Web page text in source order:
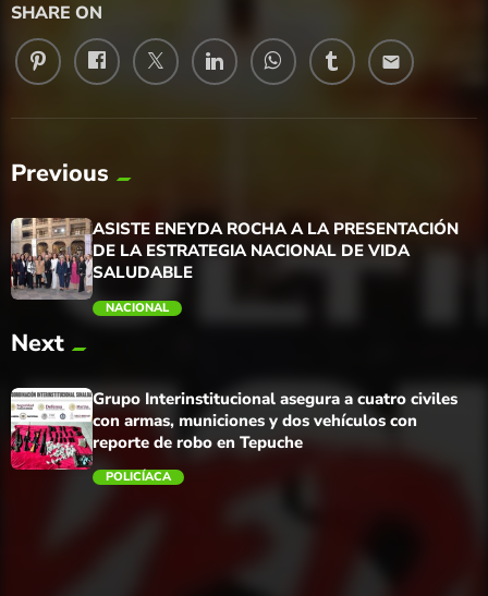
SHARE ON
email
Previous
ASISTE ENEYDA ROCHA A LA PRESENTACIÓN
DE LA ESTRATEGIA NACIONAL DE VIDA
SALUDABLE
NACIONAL
Next
Grupo Interinstitucional asegura a cuatro civiles
con armas, municiones y dos vehículos con
reporte de robo en Tepuche
POLICÍACA